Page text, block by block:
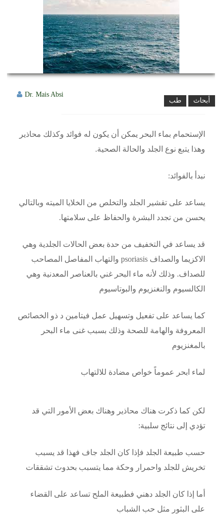
أبحاث طب
Dr. Mais Absi
الإستحمام بماء البحر يمكن أن يكون له فوائد وكذلك محاذير
وهذا يتبع نوع الجلد والحالة الصحية.
نبدأ بالفوائد:
يساعد على تقشير الجلد والتخلص من الخلايا الميته وبالتالي
يحسن من تجدد البشرة والحفاظ على سلامتها.
قد يساعد في التخفيف من حدة بعض الحالات الجلدية وهي
الاكزيما والصداف psoriasis والتهاب المفاصل المصاحب
للصداف. وذلك لأنه ماء البحر غني بالعناصر المعدنية وهي
الكالسيوم والنغنزيوم والبوتاسيوم
كما يساعد على تفعيل وتسهيل عمل فيتامين د ذو الخصائص
المعروفة والهامة للصحة وذلك بسبب غنى ماء البحر
بالمغنزيوم
لماء ابحر عموماً خواص مضادة للالتهاب
لكن كما ذكرت هناك محاذير وهناك بعض الأمور التي قد
تؤدي إلى نتائج سلبية:
حسب طبيعة الجلد فإذا كان الجلد جاف فهذا قد يسبب
تخريش للجلد واحمرار وحكة مما يتسبب بحدوث تشققات
أما إذا كان الجلد دهني فطبيعة الملح تساعد على القضاء
على البثور مثل حب الشباب